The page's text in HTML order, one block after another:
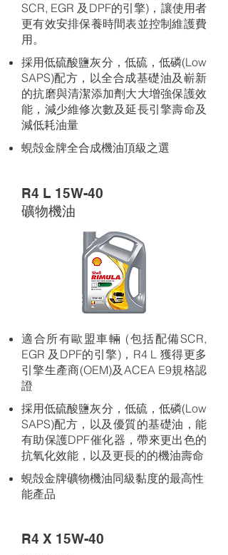
SCR, EGR 及DPF的引擎)，讓使用者
更有效安排保養時間表並控制維護費
用。
採用低硫酸鹽灰分，低硫，低磷(Low
SAPS)配方，以全合成基礎油及嶄新
的抗磨與清潔添加劑大大增強保護效
能，減少維修次數及延長引擎壽命及
減低耗油量
蜆殻金牌全合成機油頂級之選
R4 L 15W-40
礦物機油
適合所有歐盟車輛 (包括配備SCR,
EGR 及DPF的引擎)，R4 L 獲得更多
引擎生產商(OEM)及ACEA E9規格認
證
採用低硫酸鹽灰分，低硫，低磷(Low
SAPS)配方，以及優質的基礎油，能
有助保護DPF催化器，帶來更出色的
抗氧化效能，以及更長的的機油壽命
蜆殻金牌礦物機油同級黏度的最高性
能產品
R4 X 15W-40